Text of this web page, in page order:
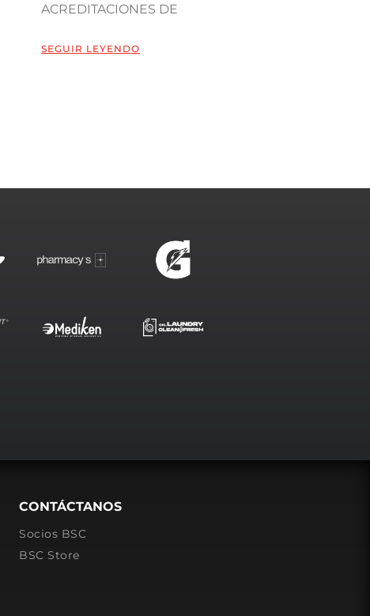
ACREDITACIONES DE
SEGUIR LEYENDO
CONTÁCTANOS
Socios BSC
BSC Store